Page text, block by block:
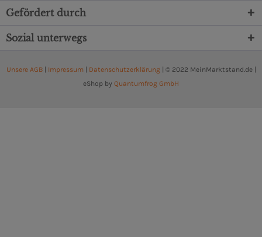
Gefördert durch
Sozial unterwegs
Unsere AGB| Impressum Datenschutzerklärung| © 2022 MeinMarktstand.de |
eShop by Quantumfrog GmbH